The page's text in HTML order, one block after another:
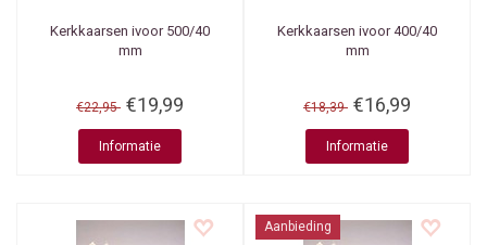
Kerkkaarsen ivoor 500/40
mm
€22,95 €19,99
Informatie
Kerkkaarsen ivoor 400/40
mm
€18,39 €16,99
Informatie
Aanbieding